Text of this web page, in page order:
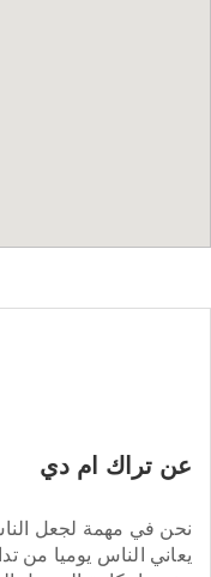
عن تراك ام دي
نحن في مهمة لجعل
يعاني الناس يوميا من